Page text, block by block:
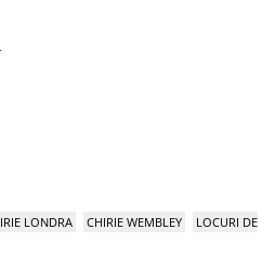
LONDRA CHIRIE WEMBLEY
LOCURI DE